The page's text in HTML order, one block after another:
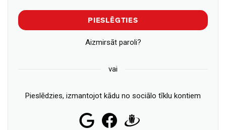
PIESLĒGTIES
Aizmirsāt paroli?
vai
Pieslēdzies, izmantojot kādu no sociālo tīklu kontiem